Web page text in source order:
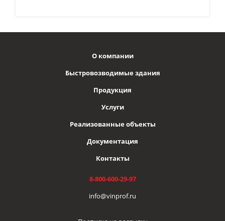
О компании
Быстровозводимые здания
Продукция
Услуги
Реализованные объекты
Документация
Контакты
8-800-600-29-97
info@vinprof.ru